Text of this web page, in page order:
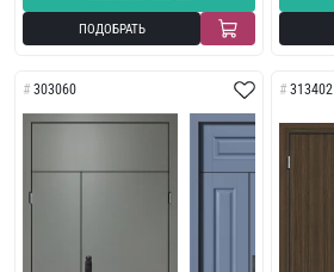
ПОДОБРАТЬ
303060 313402